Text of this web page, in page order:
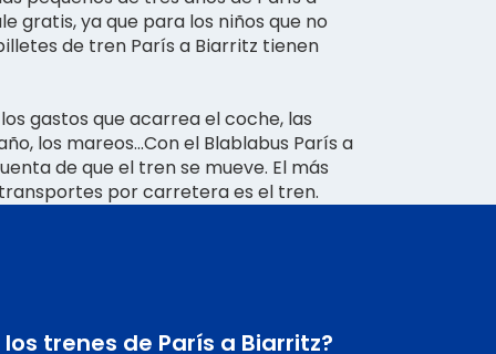
gratis, ya que para los niños que no
de tren París a Biarritz tienen
gastos que acarrea el coche, las
los mareos...Con el Blablabus París a
de que el tren se mueve. El más
por carretera es el tren.
trenes de París a Biarritz?